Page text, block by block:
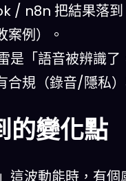
/ n8n 把結果落
案例）。
是「語音被辨識
規（錄音/隱私）
的變化點
這波動能時，有